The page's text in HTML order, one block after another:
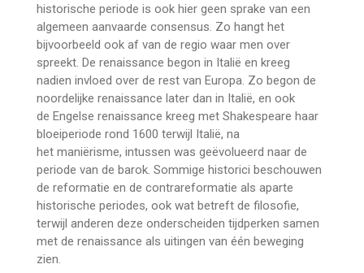
historische periode is ook hier geen sprake van een
algemeen aanvaarde consensus. Zo hangt het
bijvoorbeeld ook af van de regio waar men over
spreekt. De renaissance begon in Italië en kreeg
nadien invloed over de rest van Europa. Zo begon de
noordelijke renaissance later dan in Italië, en ook
de Engelse renaissance kreeg met Shakespeare haar
bloeiperiode rond 1600 terwijl Italië, na
het maniërisme, intussen was geëvolueerd naar de
periode van de barok. Sommige historici beschouwen
de reformatie en de contrareformatie als aparte
historische periodes, ook wat betreft de filosofie,
terwijl anderen deze onderscheiden tijdperken samen
met de renaissance als uitingen van één beweging
zien.